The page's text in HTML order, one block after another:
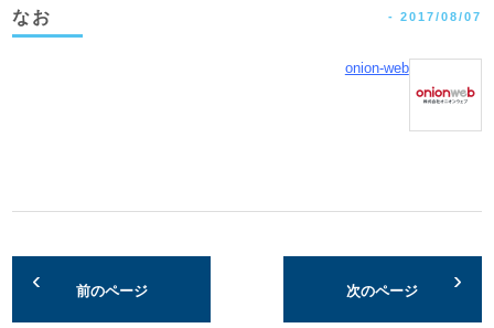
なお - 2017/08/07
onion-web
前のページ 次のページ